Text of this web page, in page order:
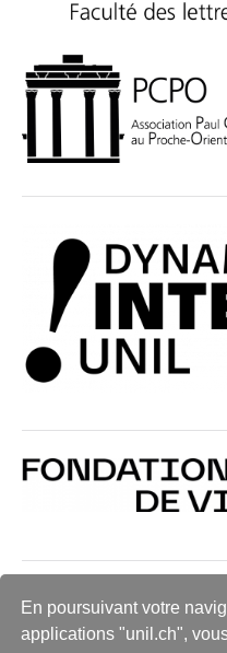
En poursuivant votre
applications "unil.ch",
Retrouvez le
réseaux sociaux